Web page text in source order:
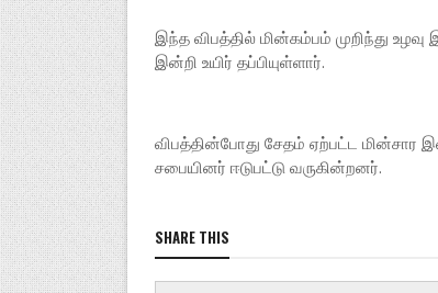
இந்த விபத்தில் மின்கம்பம் முறிந்து உழவு
இன்றி உயிர் தப்பியுள்ளார்.
விபத்தின்போது சேதம் ஏற்பட்ட மின்சார
சபையினர் ஈடுபட்டு வருகின்றனர்.
SHARE THIS